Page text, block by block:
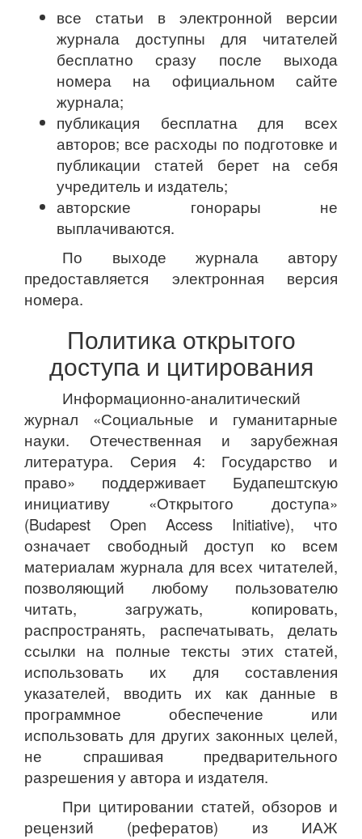
все статьи в электронной версии
журнала доступны для читателей
бесплатно сразу после выхода
номера на официальном сайте
журнала;
публикация бесплатна для всех
авторов; все расходы по подготовке и
публикации статей берет на себя
учредитель и издатель;
авторские гонорары не
выплачиваются.
По выходе журнала автору
предоставляется электронная версия
номера.
Политика открытого
доступа и цитирования
Информационно-аналитический
журнал «Социальные и гуманитарные
науки. Отечественная и зарубежная
литература. Серия 4: Государство и
право» поддерживает Будапештскую
инициативу «Открытого доступа»
(Budapest Open Access Initiative), что
означает свободный доступ ко всем
материалам журнала для всех читателей,
позволяющий любому пользователю
читать, загружать, копировать,
распространять, распечатывать, делать
ссылки на полные тексты этих статей,
использовать их для составления
указателей, вводить их как данные в
программное обеспечение или
использовать для других законных целей,
не спрашивая предварительного
разрешения у автора и издателя.
При цитировании статей, обзоров и
рецензий (рефератов) из ИАЖ